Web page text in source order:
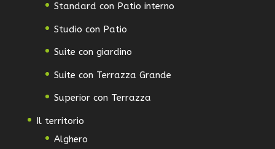
Standard con Patio interno
Studio con Patio
Suite con giardino
Suite con Terrazza Grande
Superior con Terrazza
Il territorio
Alghero